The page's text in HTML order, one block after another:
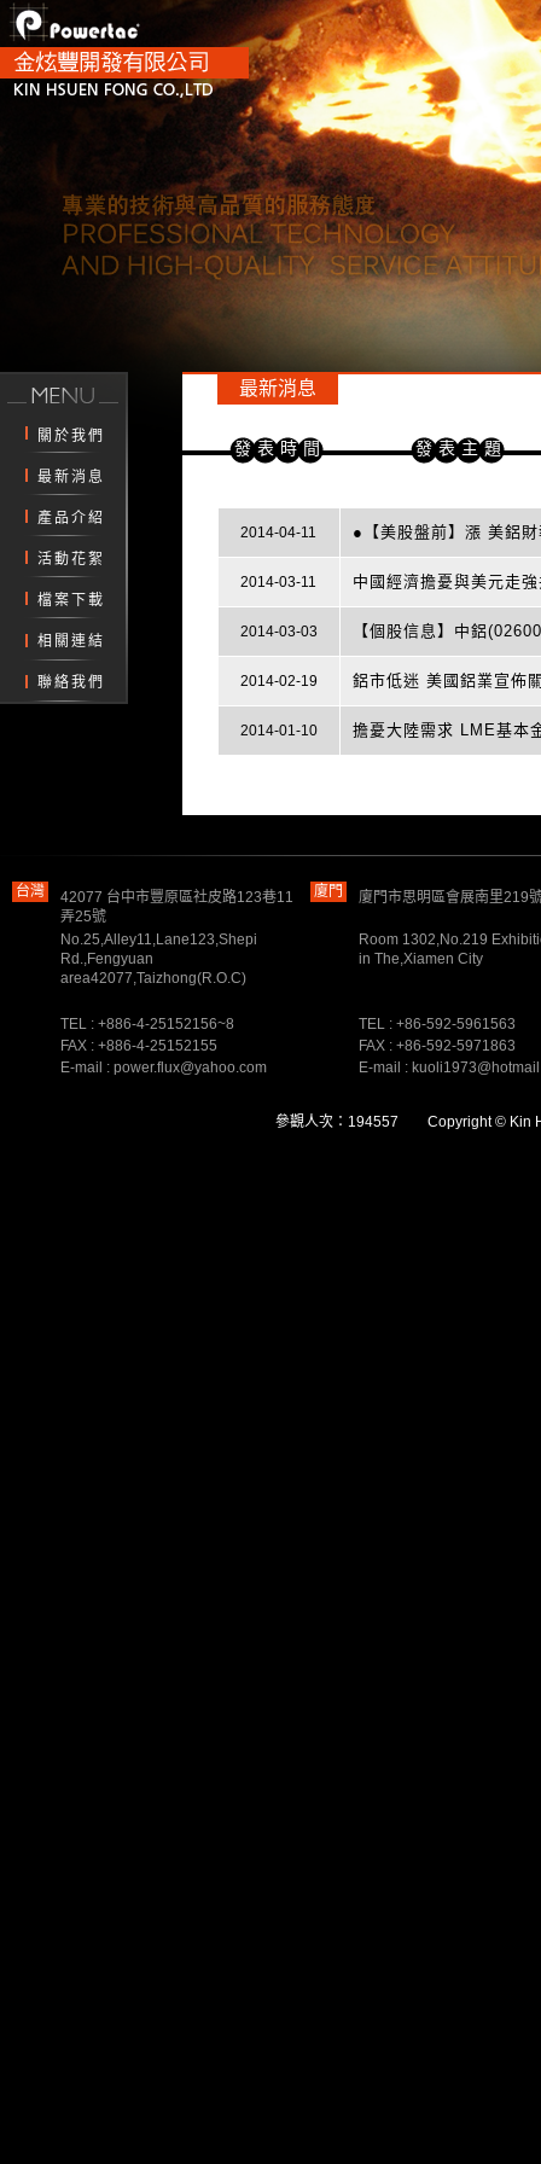
關於我們
最新消息
產品介紹
活動花絮
檔案下載
相關連結
聯絡我們
最新消息
發表時間 發表主題
2014-04-11 ●【美股盤前】漲 美鋁
2014-03-11 中國經濟擔憂與美元走
2014-03-03 【個股信息】中鋁
2014-02-19 鋁市低迷 美國鋁業宣佈
2014-01-10 擔憂大陸需求 LME基本
台灣
42077 台中市豐原區社皮路123巷11
弄25號
No.25,Alley11,Lane123,Shepi
Rd.,Fengyuan
area42077,Taizhong(R.O.C)
TEL : +886-4-25152156~8
FAX : +886-4-25152155
E-mail : power.flux@yahoo.com
廈門 廈門市思明區會展南里219
Room 1302,No.219
in The,Xiamen City
TEL : +86-592-5961563
FAX : +86-592-5971863
E-mail :
參觀人次：194557 Copyright © Kin